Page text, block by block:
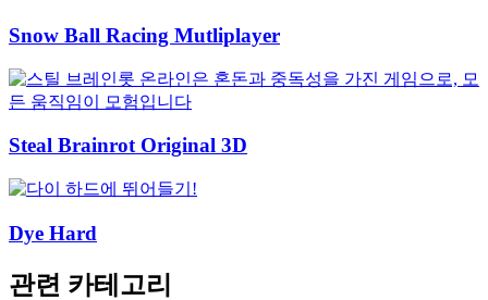
Snow Ball Racing Mutliplayer
Steal Brainrot Original 3D
Dye Hard
관련 카테고리